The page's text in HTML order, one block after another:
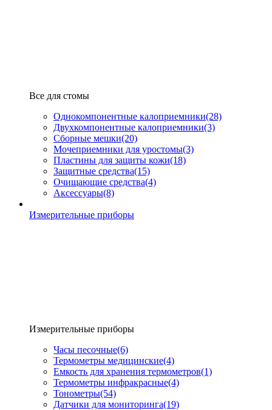
Все для стомы
Однокомпонентные калоприемники(28)
Двухкомпонентные калоприемники(3)
Сборные мешки(20)
Мочеприемники для уростомы(3)
Пластины для защиты кожи(18)
Защитные средства(15)
Очищающие средства(4)
Аксессуары(8)
Измерительные приборы
Измерительные приборы
Часы песочные(6)
Термометры медицинские(4)
Емкость для хранения термометров(1)
Термометры инфракрасные(4)
Тонометры(54)
Датчики для мониторинга(19)